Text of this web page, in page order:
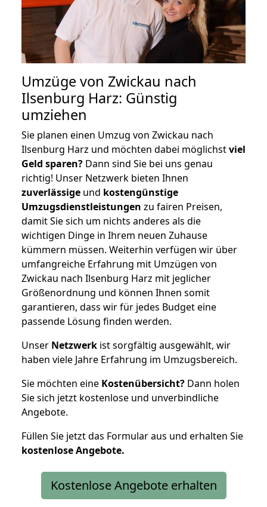
Umzüge von Zwickau nach
Ilsenburg Harz: Günstig
umziehen
Sie planen einen Umzug von Zwickau nach
Ilsenburg Harz und möchten dabei möglichstviel
Geld sparen? Dann sind Sie bei uns genau
richtig! Unser Netzwerk bieten Ihnen
zuverlässige und kostengünstige
Umzugsdienstleistungen zu fairen Preisen,
damit Sie sich um nichts anderes als die
wichtigen Dinge in Ihrem neuen Zuhause
kümmern müssen. Weiterhin verfügen wir über
umfangreiche Erfahrung mit Umzügen von
Zwickau nach Ilsenburg Harz mit jeglicher
Größenordnung und können Ihnen somit
garantieren, dass wir für jedes Budget eine
passende Lösung finden werden.
Unser Netzwerk ist sorgfältig ausgewählt, wir
haben viele Jahre Erfahrung im Umzugsbereich.
Sie möchten eine Kostenübersicht? Dann holen
Sie sich jetzt kostenlose und unverbindliche
Angebote.
Füllen Sie jetzt das Formular aus und erhalten Sie
kostenloseAngebote.
Kostenlose Angebote erhalten